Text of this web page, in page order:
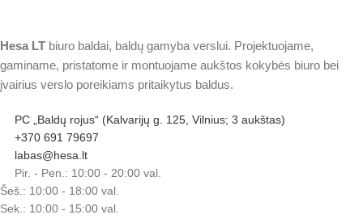
Hesa LT biuro baldai, baldų gamyba verslui. Projektuojame,
gaminame, pristatome ir montuojame aukštos kokybės biuro bei
įvairius verslo poreikiams pritaikytus baldus.
PC „Baldų rojus“ (Kalvarijų g. 125, Vilnius; 3 aukštas)
+370 691 79697
labas@hesa.lt
Pir. - Pen.: 10:00 - 20:00 val.
Šeš.: 10:00 - 18:00 val.
Sek.: 10:00 - 15:00 val.